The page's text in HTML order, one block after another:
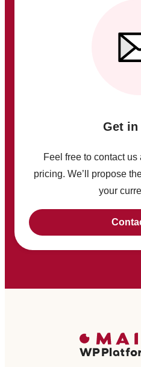
Get in
Feel free to contact
pricing. We’ll propose
your